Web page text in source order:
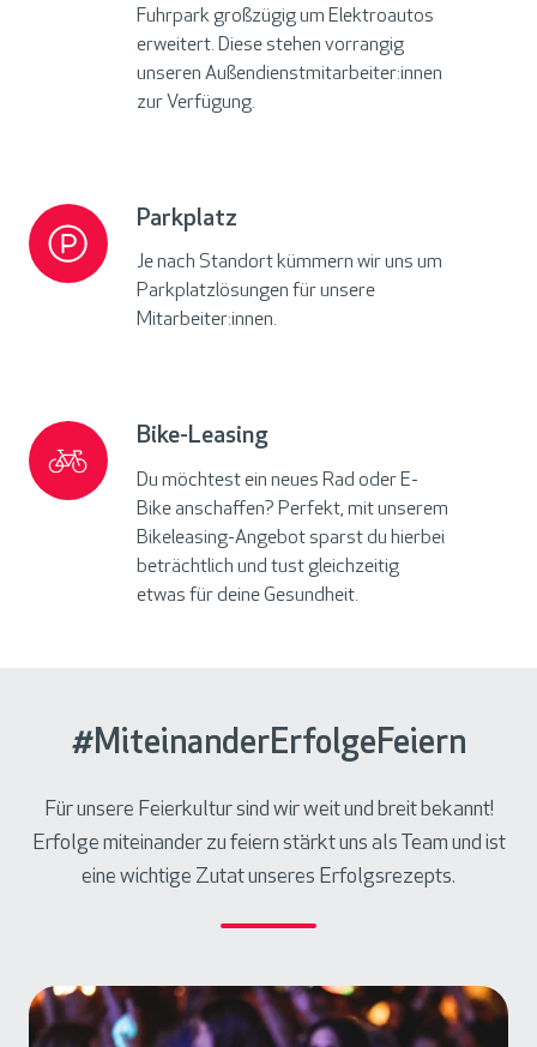
Fuhrpark großzügig um Elektroautos
erweitert. Diese stehen vorrangig
unseren Außendienstmitarbeiter:innen
zur Verfügung.
Parkplatz
Je nach Standort kümmern wir uns um
Parkplatzlösungen für unsere
Mitarbeiter:innen.
Parkplatz
Bike-Leasing
Du möchtest ein neues Rad oder E-
Bike anschaffen? Perfekt, mit unserem
Bikeleasing-Angebot sparst du hierbei
beträchtlich und tust gleichzeitig
etwas für deine Gesundheit.
Bike-
Leasing
#MiteinanderErfolgeFeiern
Für unsere Feierkultur sind wir weit und breit bekannt!
Erfolge miteinander zu feiern stärkt uns als Team und ist
eine wichtige Zutat unseres Erfolgsrezepts.